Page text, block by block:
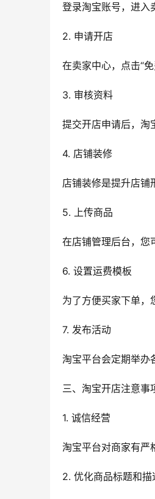
登录淘宝账号，进入
2. 申请开店
在卖家中心，点击“
3. 审核资料
提交开店申请后，淘
4. 店铺装修
店铺装修是提升店铺
5. 上传商品
在店铺管理后台，您
6. 设置运费模板
为了方便买家下单，
7. 发布活动
淘宝平台会定期举办
三、淘宝开店注意事
1. 诚信经营
淘宝平台对商家有严
2. 优化商品标题和描